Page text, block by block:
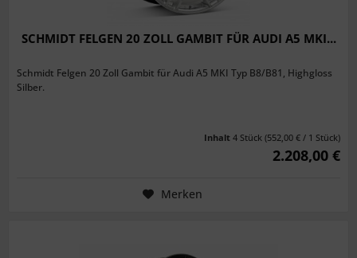
SCHMIDT FELGEN 20 ZOLL GAMBIT FÜR AUDI A5 MKI...
Schmidt Felgen 20 Zoll Gambit für Audi A5 MKI Typ B8/B81, Highgloss
Silber.
Inhalt 4 Stück (552,00 € / 1 Stück)
2.208,00 €
Merken